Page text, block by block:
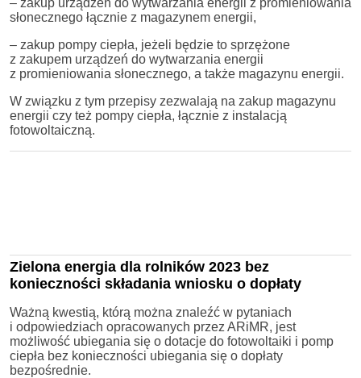
– zakup urządzeń do wytwarzania energii z promieniowania
słonecznego łącznie z magazynem energii,
– zakup pompy ciepła, jeżeli będzie to sprzężone
z zakupem urządzeń do wytwarzania energii
z promieniowania słonecznego, a także magazynu energii.
W związku z tym przepisy zezwalają na zakup magazynu
energii czy też pompy ciepła, łącznie z instalacją
fotowoltaiczną.
Zielona energia dla rolników 2023 bez
konieczności składania wniosku o dopłaty
Ważną kwestią, którą można znaleźć w pytaniach
i odpowiedziach opracowanych przez ARiMR, jest
możliwość ubiegania się o dotacje do fotowoltaiki i pomp
ciepła bez konieczności ubiegania się o dopłaty
bezpośrednie.